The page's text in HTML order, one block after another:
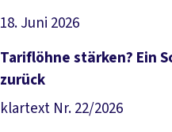
18. Juni 2026
Artikel lesen
Tariflöhne stärken? Ein
zurück
klartext Nr. 22/2026